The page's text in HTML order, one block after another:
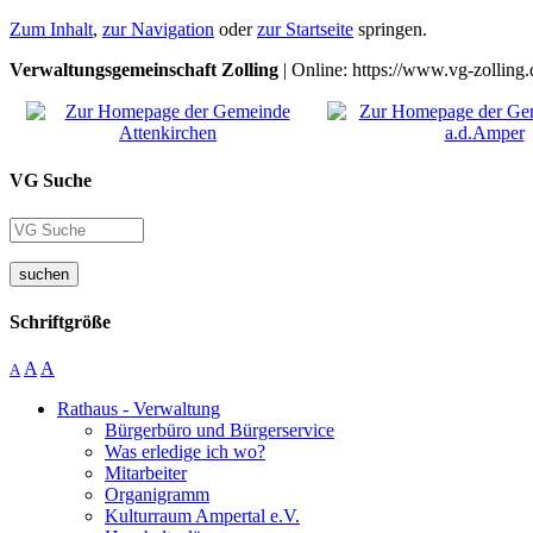
Zum Inhalt, zur Navigation oderzur Startseite springen.
Verwaltungsgemeinschaft Zolling | Online: https://www.vg-
VG Suche
suchen
Schriftgröße
A A A
Rathaus - Verwaltung
Bürgerbüro und Bürgerservice
Was erledige ich wo?
Mitarbeiter
Organigramm
Kulturraum Ampertal e.V.